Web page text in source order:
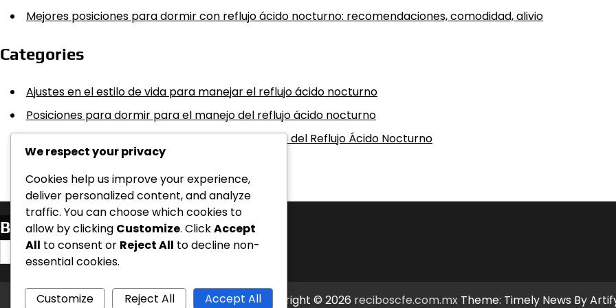
Mejores posiciones para dormir con reflujo ácido nocturno: recomendaciones, comodidad, alivio
Categories
Ajustes en el estilo de vida para manejar el reflujo ácido nocturno
Posiciones para dormir para el manejo del reflujo ácido nocturno
Protocolos de Horarios de Comidas para el Alivio del Reflujo Ácido Nocturno
Buscar
Search
for:
Copyright © 2026 reciboscfe.com.mxTheme: Timely News By
We respect your privacy
Cookies help us improve your experience,
deliver personalized content, and analyze
traffic. You can choose which cookies to
allow by clicking Customize. ClickAccept
All to consent or Reject All to decline non-
essential cookies.
Customize Reject All Accept All